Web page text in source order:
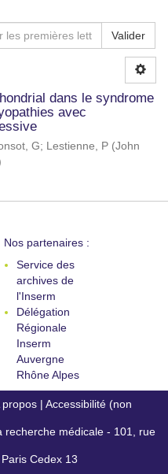
Valider
dans le syndrome
avec
G; Lestienne, P (John
Nos partenaires :
Service des
archives de
l'Inserm
Délégation
Régionale
Inserm
Auvergne
Rhône Alpes
propos | Accessibilité (non
recherche médicale - 101, rue
Cedex 13